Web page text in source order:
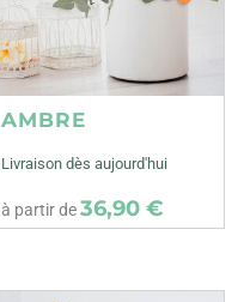
AMBRE
Livraison dès aujourd'hui
à partir de36,90 €